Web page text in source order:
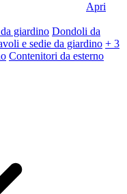
Apri
giardino Dondoli da
e sedie da giardino + 3
Contenitori da esterno